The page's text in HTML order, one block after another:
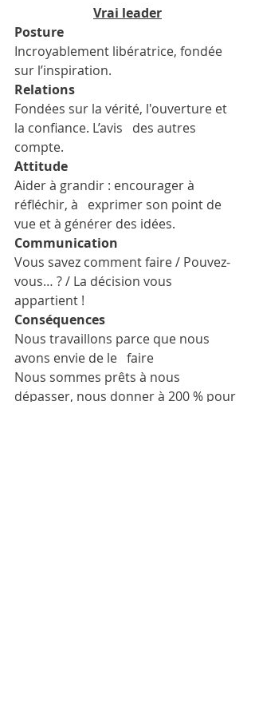
Vrai leader
Posture
Incroyablement libératrice, fondée
sur l’inspiration.
Relations
Fondées sur la vérité, l'ouverture et
la confiance. L’avis   des autres
compte.
Attitude
Aider à grandir : encourager à
réfléchir, à   exprimer son point de
vue et à générer des idées.
Communication
Vous savez comment faire / Pouvez-
vous… ? / La décision vous
appartient !
Conséquences
Nous travaillons parce que nous
avons envie de le   faire
Nous sommes prêts à nous
dépasser, nous donner à 200 % pour